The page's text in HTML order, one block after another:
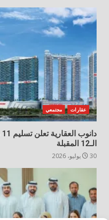
عقارات مجتمعي
الـ12 المقبلة
30 يوليو، 2026